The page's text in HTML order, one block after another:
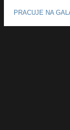
PRACUJE NA